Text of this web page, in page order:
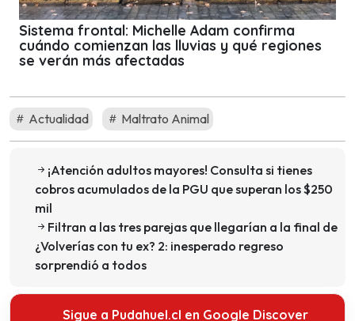
Sistema frontal: Michelle Adam confirma
cuándo comienzan las lluvias y qué regiones
se verán más afectadas
Actualidad Maltrato Animal
¡Atención adultos mayores! Consulta si tienes
cobros acumulados de la PGU que superan los $250
mil
Filtran a las tres parejas que llegarían a la final de
¿Volverías con tu ex? 2: inesperado regreso
sorprendió a todos
Sigue a Pudahuel.cl en Google Discover